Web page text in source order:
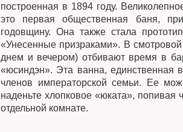
построенная в 1894 году.
это первая общественная баня,
годовщину. Она также стала
«Унесенные призраками». В
днем и вечером) отбивают время в
«юсиндэн». Эта ванна, единственная
членов императорской семьи. Ее
наденьте хлопковое «юката»,
отдельной комнате.